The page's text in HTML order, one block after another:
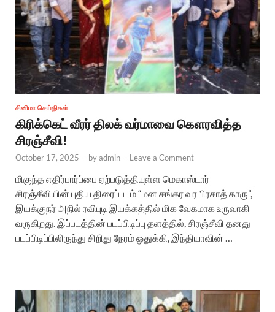
சினிமா செய்திகள்
கிரிக்கெட் வீரர் திலக் வர்மாவை கௌரவித்த
சிரஞ்சீவி!
October 17, 2025 - byadmin - Leave a Comment
மிகுந்த எதிர்பார்ப்பை ஏற்படுத்தியுள்ள மெகாஸ்டார்
சிரஞ்சீவியின் புதிய திரைப்படம் “மன சங்கர வர பிரசாத் காரு”,
இயக்குநர் அநில் ரவிபுடி இயக்கத்தில் மிக வேகமாக உருவாகி
வருகிறது. இப்படத்தின் படப்பிடிப்பு தளத்தில், சிரஞ்சீவி தனது
படப்பிடிப்பிலிருந்து சிறிது நேரம் ஒதுக்கி, இந்தியாவின் …